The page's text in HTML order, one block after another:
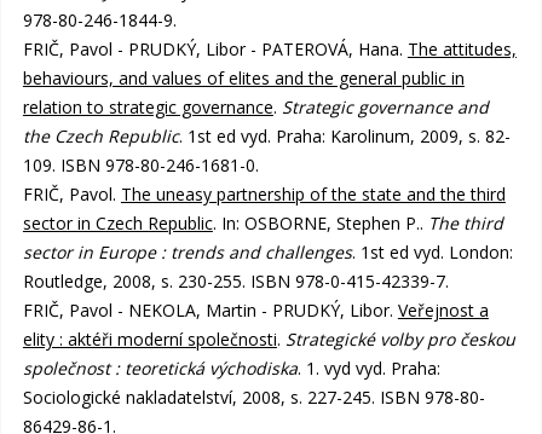
978-80-246-1844-9.
FRIČ, Pavol - PRUDKÝ, Libor - PATEROVÁ, Hana. The attitudes,
behaviours, and values of elites and the general public in
relation to strategic governance. Strategic governance and
the Czech Republic. 1st ed vyd. Praha: Karolinum, 2009, s. 82-
109. ISBN 978-80-246-1681-0.
FRIČ, Pavol. The uneasy partnership of the state and the third
sector in Czech Republic. In: OSBORNE, Stephen P.. The third
sector in Europe : trends and challenges. 1st ed vyd. London:
Routledge, 2008, s. 230-255. ISBN 978-0-415-42339-7.
FRIČ, Pavol - NEKOLA, Martin - PRUDKÝ, Libor. Veřejnost a
elity : aktéři moderní společnosti. Strategické volby pro českou
společnost : teoretická východiska. 1. vyd vyd. Praha:
Sociologické nakladatelství, 2008, s. 227-245. ISBN 978-80-
86429-86-1.